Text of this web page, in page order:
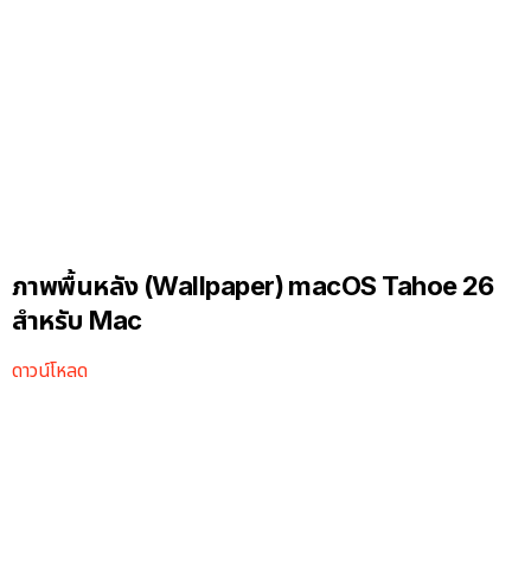
ภาพพื้นหลัง (Wallpaper) macOS Tahoe 26
สำหรับ Mac
ดาวน์โหลด